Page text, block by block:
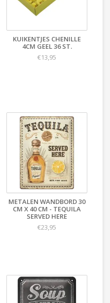
KUIKENTJES CHENILLE
4CM GEEL 36 ST.
€13,95
METALEN WANDBORD 30
CM X 40 CM - TEQUILA
SERVED HERE
€23,95